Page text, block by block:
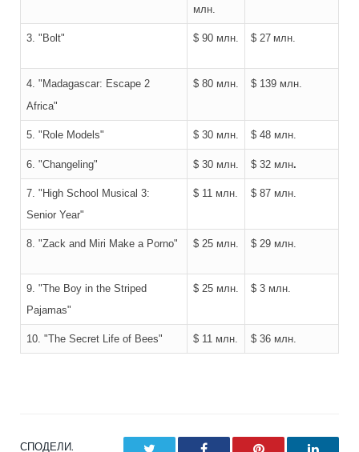
млн.
3. " Bolt" $ 90 млн. $ 27 млн.
4. " Madagascar: Escape 2
Africa"
$ 80 млн. $ 139 млн.
5. " Role Models" $ 30 млн. $ 48 млн.
6. "Changeling" $ 30 млн. $ 32 млн.
7. " High School Musical 3:
Senior Year"
$ 11 млн. $ 87 млн.
8. "Zack and Miri Make a Porno" $ 25 млн. $ 29 млн.
9. "The Boy in the Striped
Pajamas"
$ 25 млн. $ 3 млн.
10. "The Secret Life of Bees" $ 11 млн. $ 36 млн.
СПОДЕЛИ. Facebook Pinterest